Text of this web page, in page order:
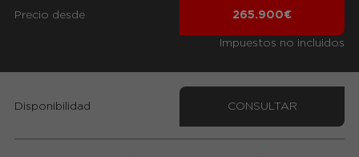
Precio desde 265.900€
Impuestos no incluidos
Disponibilidad CONSULTAR